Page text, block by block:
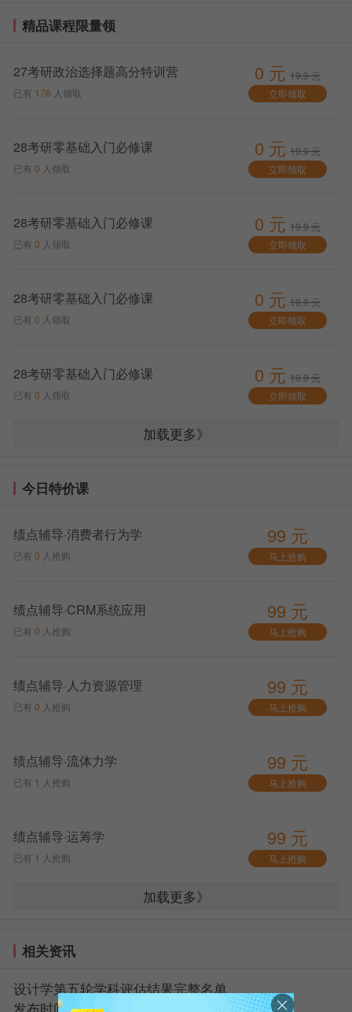
会发现学习的乐趣。这并不仅仅是因为他们的教学风格
让每一个学生都能激发自身的潜力，实现自我突破。
再次，我们要提到的是武汉新东方的课程设置。他
更能让学生有针对性地弥补自己的不足，提升自身实
力。
答：无论是从师资力量，教学方式，还是课程设置等各
个方面，武汉新东方都能给予学生全面、专业的辅导。
最后，我们还要明白，尽管武汉新东方考研数学的
辅导极其有力，但是，学习的主体始终是我们自己。只
能在考研这条路上走得更远，走得更稳。因此，选择武
汉新东方，加上自身的努力，相信每一个考研人都能实
精品课程限量领
27考研政治选择题高分特训营
已有 176 人领取
0 元 19.9 元
立即领取
28考研零基础入门必修课
已有 0 人领取
0 元 19.9 元
立即领取
28考研零基础入门必修课
已有 0 人领取
0 元 19.9 元
立即领取
28考研零基础入门必修课
已有 0 人领取
0 元 19.9 元
立即领取
28考研零基础入门必修课
已有 0 人领取
0 元 19.9 元
立即领取
加载更多》
今日特价课
绩点辅导·消费者行为学
已有 0 人抢购
99 元
马上抢购
绩点辅导·CRM系统应用
已有 0 人抢购
99 元
马上抢购
绩点辅导·人力资源管理
已有 0 人抢购
99 元
马上抢购
绩点辅导·流体力学
已有 1 人抢购
99 元
马上抢购
绩点辅导·运筹学
已有 1 人抢购
99 元
马上抢购
加载更多》
相关资讯
设计学第五轮学科评估结果完整名单